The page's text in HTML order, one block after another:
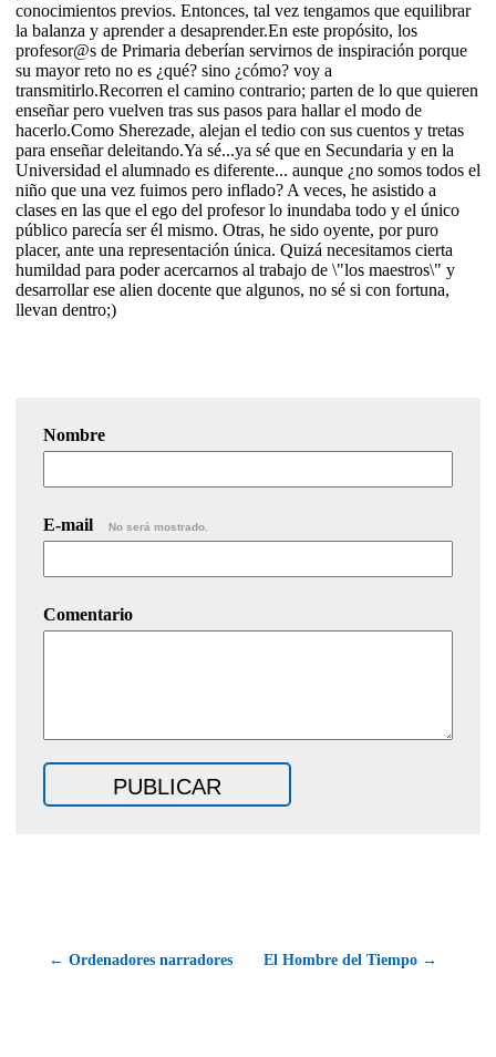
conocimientos previos. Entonces, tal vez tengamos que equilibrar
la balanza y aprender a desaprender.En este propósito, los
profesor@s de Primaria deberían servirnos de inspiración porque
su mayor reto no es ¿qué? sino ¿cómo? voy a
transmitirlo.Recorren el camino contrario; parten de lo que quieren
enseñar pero vuelven tras sus pasos para hallar el modo de
hacerlo.Como Sherezade, alejan el tedio con sus cuentos y tretas
para enseñar deleitando.Ya sé...ya sé que en Secundaria y en la
Universidad el alumnado es diferente... aunque ¿no somos todos el
niño que una vez fuimos pero inflado? A veces, he asistido a
clases en las que el ego del profesor lo inundaba todo y el único
público parecía ser él mismo. Otras, he sido oyente, por puro
placer, ante una representación única. Quizá necesitamos cierta
humildad para poder acercarnos al trabajo de \"los maestros\" y
desarrollar ese alien docente que algunos, no sé si con fortuna,
llevan dentro;)
Nombre
E-mail No será mostrado.
Comentario
← Ordenadores narradores El Hombre del Tiempo →